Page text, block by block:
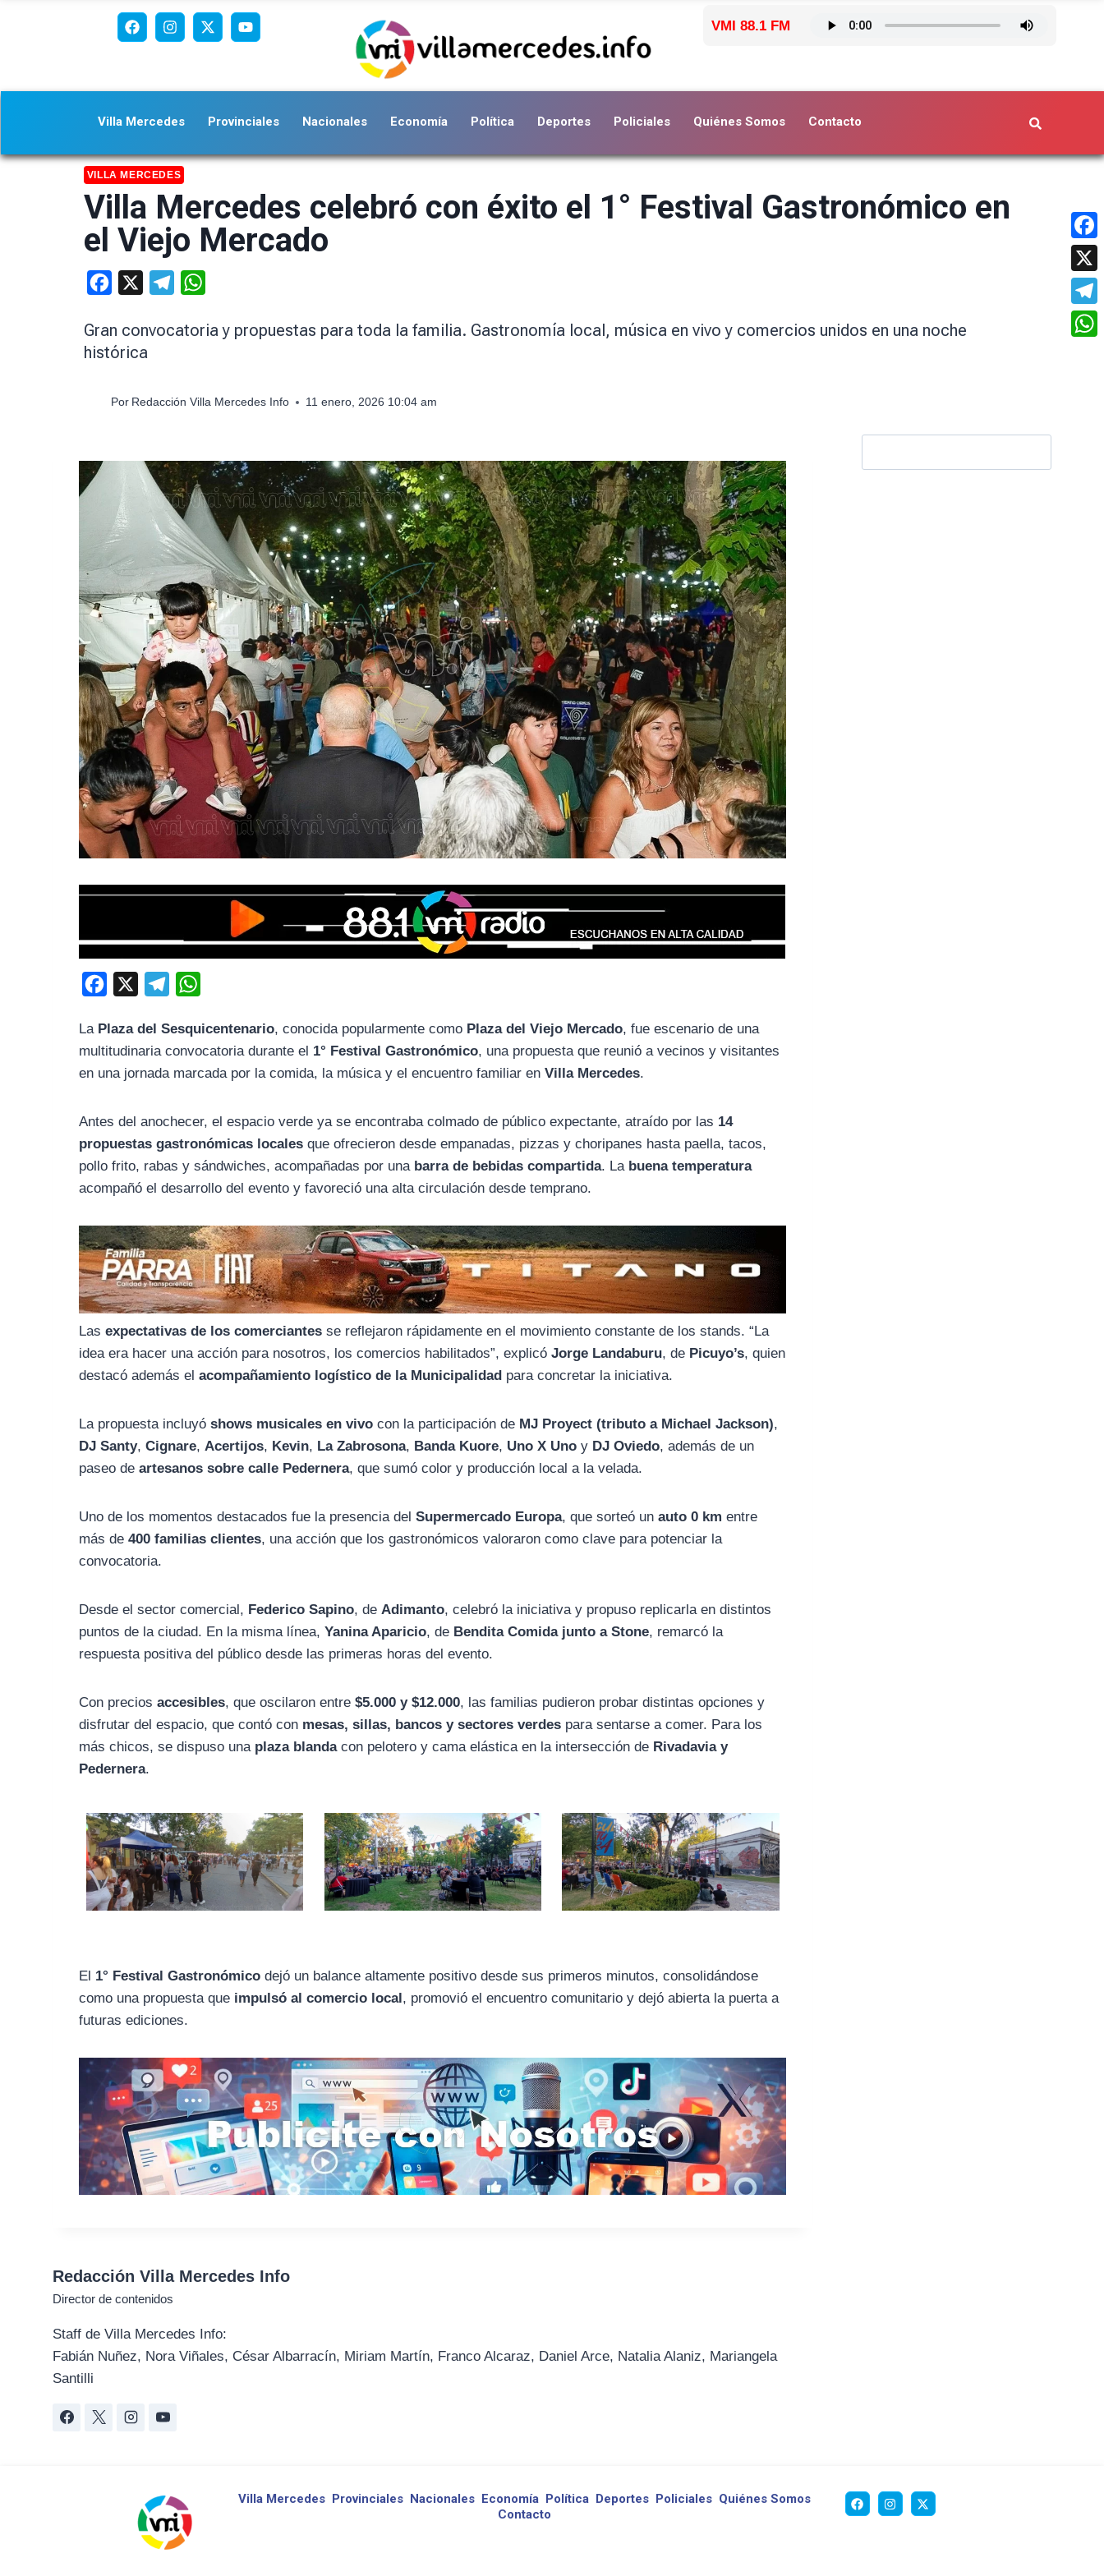
VMI 88.1 FM
Villa Mercedes Provinciales Nacionales Economía Política Deportes Policiales Quiénes Somos Contacto
VILLA MERCEDES
Villa Mercedes celebró con éxito el 1° Festival Gastronómico en
el Viejo Mercado
Facebook Telegram
Gran convocatoria y propuestas para toda la familia. Gastronomía local, música en vivo y comercios unidos en una noche
histórica
Por Redacción Villa Mercedes Info 11 enero, 2026 10:04 am
c
e
b
l
e
g
a
t
s
p
La Plaza del Sesquicentenario, conocida popularmente como Plaza del Viejo Mercado, fue escenario de una
multitudinaria convocatoria durante el 1° Festival Gastronómico, una propuesta que reunió a vecinos y visitantes
en una jornada marcada por la comida, la música y el encuentro familiar enVilla Mercedes.
Antes del anochecer, el espacio verde ya se encontraba colmado de público expectante, atraído por las 14
propuestas gastronómicas locales que ofrecieron desde empanadas, pizzas y choripanes hasta paella, tacos,
pollo frito, rabas y sándwiches, acompañadas por una barra de bebidas compartida. La buena temperatura
acompañó el desarrollo del evento y favoreció una alta circulación desde temprano.
Lasexpectativas de los comerciantes se reflejaron rápidamente en el movimiento constante de los stands. “La
idea era hacer una acción para nosotros, los comercios habilitados”, explicóJorge Landaburu, de Picuyo’s, quien
destacó además elacompañamiento logístico de la Municipalidad para concretar la iniciativa.
La propuesta incluyóshows musicales en vivo con la participación de MJ Proyect (tributo a Michael Jackson),
DJ Santy,Cignare, Acertijos, Kevin, La Zabrosona, Banda Kuore, Uno X Uno y DJ Oviedo, además de un
paseo deartesanos sobre calle Pedernera, que sumó color y producción local a la velada.
Uno de los momentos destacados fue la presencia delSupermercado Europa, que sorteó unauto 0 km entre
más de400 familias clientes, una acción que los gastronómicos valoraron como clave para potenciar la
convocatoria.
Desde el sector comercial, Federico Sapino, de Adimanto, celebró la iniciativa y propuso replicarla en distintos
puntos de la ciudad. En la misma línea,Yanina Aparicio, de Bendita Comida junto a Stone, remarcó la
respuesta positiva del público desde las primeras horas del evento.
Con preciosaccesibles, que oscilaron entre$5.000 y $12.000, las familias pudieron probar distintas opciones y
disfrutar del espacio, que contó con mesas, sillas, bancos y sectores verdes para sentarse a comer. Para los
más chicos, se dispuso una plaza blandacon pelotero y cama elástica en la intersección de Rivadavia y
Pedernera.
El 1° Festival Gastronómico dejó un balance altamente positivo desde sus primeros minutos, consolidándose
como una propuesta que impulsó al comercio local , promovió el encuentro comunitario y dejó abierta la puerta a
futuras ediciones.
Redacción Villa Mercedes Info
Director de contenidos
Staff de Villa Mercedes Info:
Fabián Nuñez, Nora Viñales, César Albarracín, Miriam Martín, Franco Alcaraz, Daniel Arce, Natalia Alaniz, Mariangela
Santilli
Villa Mercedes Provinciales Nacionales Economía Política Deportes Policiales Quiénes Somos
Contacto
X